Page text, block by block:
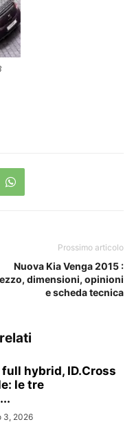
Prossimo articolo
Nuova Kia Venga 2015 :
dimensioni, opinioni
e scheda tecnica
full hybrid, ID.Cross
le tre
3, 2026